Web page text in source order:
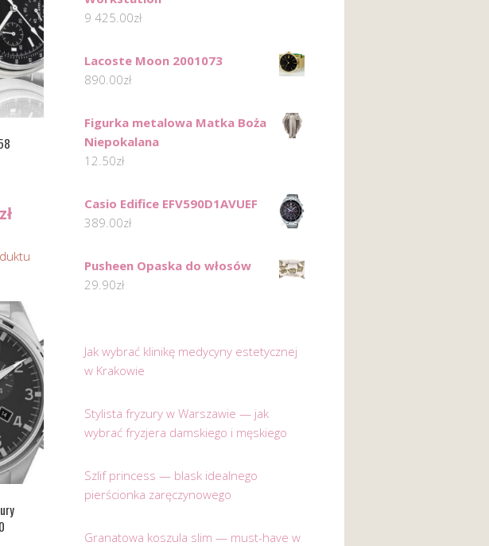
9 425.00zł
Lacoste Moon 2001073
890.00zł
Figurka metalowa Matka Boża
Niepokalana
12.50zł
Casio Edifice EFV590D1AVUEF
389.00zł
Pusheen Opaska do włosów
29.90zł
Jak wybrać klinikę medycyny estetycznej
w Krakowie
Stylista fryzury w Warszawie — jak
wybrać fryzjera damskiego i męskiego
Szlif princess — blask idealnego
pierścionka zaręczynowego
Granatowa koszula slim — must-have w